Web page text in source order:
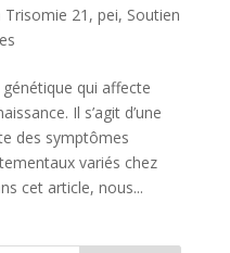
21 , pei, Soutien
qui affecte
Il s’agit d’une
des symptômes
variés chez
cet article, nous...